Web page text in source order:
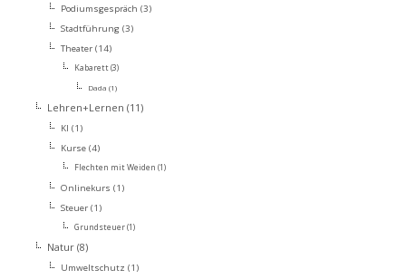
Podiumsgespräch (3)
Stadtführung (3)
Theater(14)
Kabarett(3)
Dada (1)
Lehren+Lernen (11)
KI (1)
Kurse(4)
Flechten mit Weiden (1)
Onlinekurs (1)
Steuer(1)
Grundsteuer(1)
Natur(8)
Umweltschutz (1)